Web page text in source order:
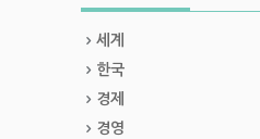
세계
한국
경제
경영